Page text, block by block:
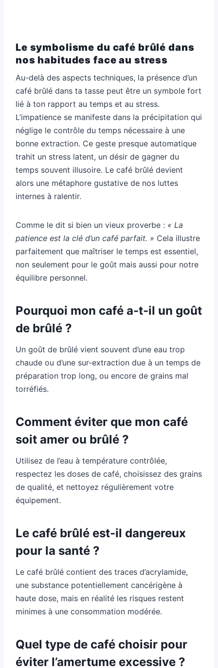
Le symbolisme du café brûlé dans
nos habitudes face au stress
Au-delà des aspects techniques, la présence d’un
café brûlé dans ta tasse peut être un symbole fort
lié à ton rapport au temps et au stress.
L’impatience se manifeste dans la précipitation qui
néglige le contrôle du temps nécessaire à une
bonne extraction. Ce geste presque automatique
trahit un stress latent, un désir de gagner du
temps souvent illusoire. Le café brûlé devient
alors une métaphore gustative de nos luttes
internes à ralentir.
Comme le dit si bien un vieux proverbe : « La
patience est la clé d’un café parfait. » Cela illustre
parfaitement que maîtriser le temps est essentiel,
non seulement pour le goût mais aussi pour notre
équilibre personnel.
Pourquoi mon café a-t-il un goût
de brûlé ?
Un goût de brûlé vient souvent d’une eau trop
chaude ou d’une sur-extraction due à un temps de
préparation trop long, ou encore de grains mal
torréfiés.
Comment éviter que mon café
soit amer ou brûlé ?
Utilisez de l’eau à température contrôlée,
respectez les doses de café, choisissez des grains
de qualité, et nettoyez régulièrement votre
équipement.
Le café brûlé est-il dangereux
pour la santé ?
Le café brûlé contient des traces d’acrylamide,
une substance potentiellement cancérigène à
haute dose, mais en réalité les risques restent
minimes à une consommation modérée.
Quel type de café choisir pour
éviter l’amertume excessive ?